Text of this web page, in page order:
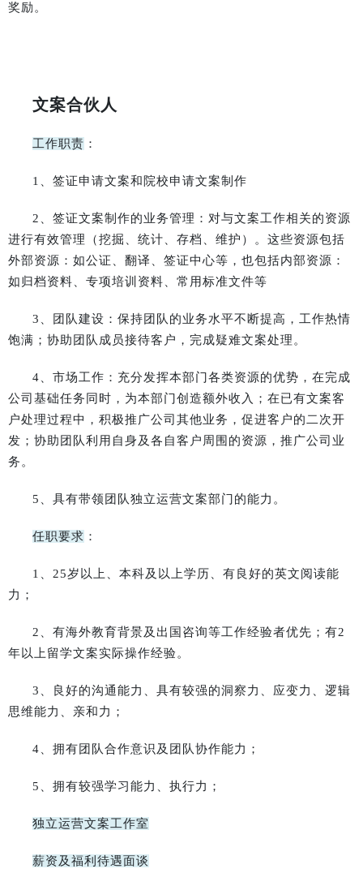
奖励。
文案合伙人
工作职责 ：
1、签证申请文案和院校申请文案制作
2、签证文案制作的业务管理：对与文案工作相关的资源
进行有效管理（挖掘、统计、存档、维护）。这些资源包括
外部资源：如公证、翻译、签证中心等，也包括内部资源：
如归档资料、专项培训资料、常用标准文件等
3、团队建设：保持团队的业务水平不断提高，工作热情
饱满；协助团队成员接待客户，完成疑难文案处理。
4、市场工作：充分发挥本部门各类资源的优势，在完成
公司基础任务同时，为本部门创造额外收入；在已有文案客
户处理过程中，积极推广公司其他业务，促进客户的二次开
发；协助团队利用自身及各自客户周围的资源，推广公司业
务。
5、具有带领团队独立运营文案部门的能力。
任职要求 ：
1、25岁以上、本科及以上学历、有良好的英文阅读能
力；
2、有海外教育背景及出国咨询等工作经验者优先；有2
年以上留学文案实际操作经验。
3、良好的沟通能力、具有较强的洞察力、应变力、逻辑
思维能力、亲和力；
4、拥有团队合作意识及团队协作能力；
5、拥有较强学习能力、执行力；
独立运营文案工作室
薪资及福利待遇面谈